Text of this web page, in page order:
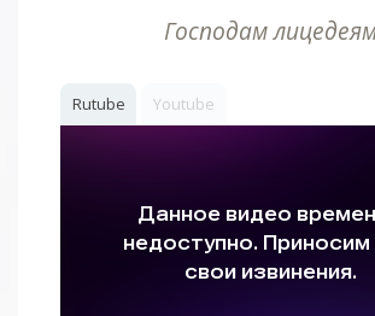
Господам
Rutube Youtube